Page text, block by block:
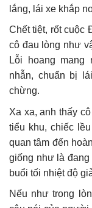
lắng, lái xe khắp
Chết tiệt, rốt cuộc
cô đau lòng như
Lỗi hoang mang
nhẫn, chuẩn bị
chừng.
Xa xa, anh thấy
tiểu khu, chiếc
quan tâm đến
giống như là đang
buổi tối nhiệt độ
Nếu như trong